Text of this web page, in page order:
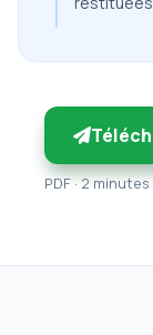
PDF · 2